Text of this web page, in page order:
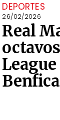
DEPORTES
26/02/2026
Real
Benfica